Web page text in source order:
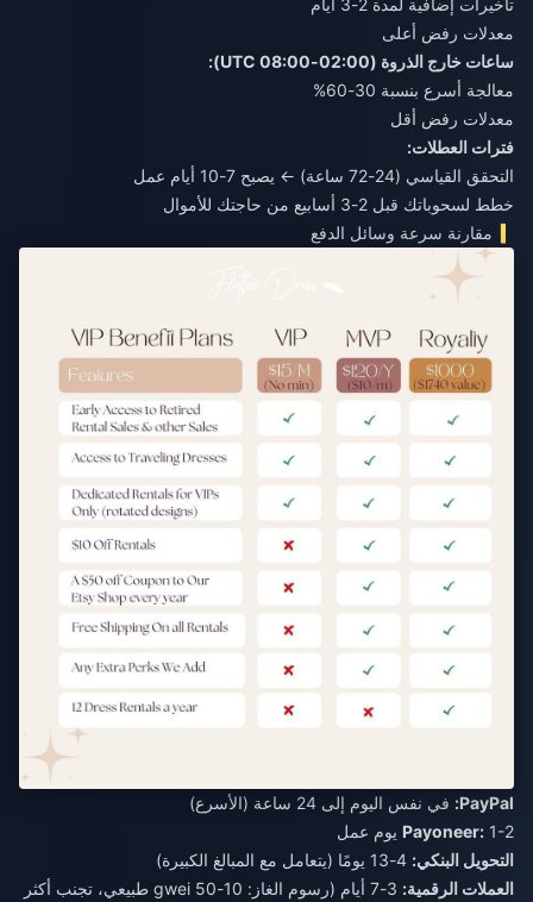
تأخيرات إضافية لمدة 2-3 أيام
معدلات رفض أعلى
ساعات خارج الذروة (02:00-08:00 UTC):
معالجة أسرع بنسبة 30-60%
معدلات رفض أقل
فترات العطلات:
التحقق القياسي (24-72 ساعة) ← يصبح 7-10 أيام عمل
خطط لسحوباتك قبل 2-3 أسابيع من حاجتك للأموال
مقارنة سرعة وسائل الدفع
PayPal: في نفس اليوم إلى 24 ساعة (الأسرع)
Payoneer: 1-2 يوم عمل
التحويل البنكي:
العملات الرقمية:
3-7 أيام (رسوم الغاز: 10-50 gwei طبيعي، تجنب أكثر